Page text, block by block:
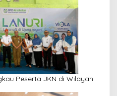
Peserta JKN di Wilayah